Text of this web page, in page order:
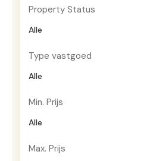
Property Status
Alle
Type vastgoed
Alle
Min. Prijs
Alle
Max. Prijs